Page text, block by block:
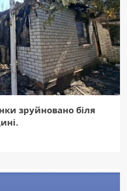
зруйновано біля